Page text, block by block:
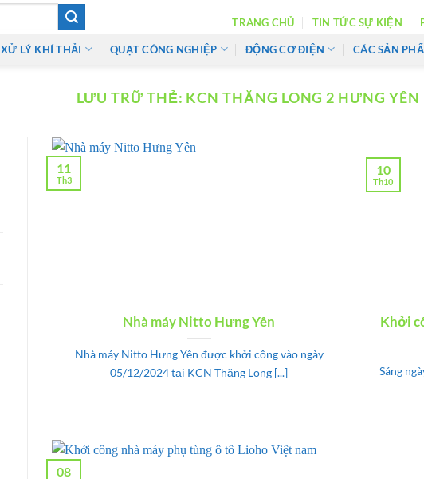
TRANG CHỦ TIN TỨC SỰ KIỆN
XỬ LÝ KHÍ THẢI QUẠT CÔNG NGHIỆP ĐỘNG CƠ ĐIỆN CÁC SẢN
LƯU TRỮ THẺ: KCN THĂNG LONG 2 HƯNG YÊN
Nhà máy Nitto Hưng Yên
Nhà máy Nitto Hưng Yên được khởi công vào ngày
05/12/2024 tại KCN Thăng Long [...]
11
Th3
Khởi
Sáng
10
Th10
08